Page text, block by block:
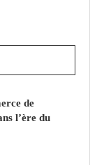
de
l’ère du